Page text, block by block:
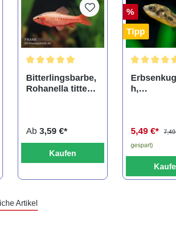
Bitterlingsbarbe,
Rohanella titteya,
Ab 3,59 €*
Kaufen
%
Tipp
h,
5,49 €*
gespart)
Artikel